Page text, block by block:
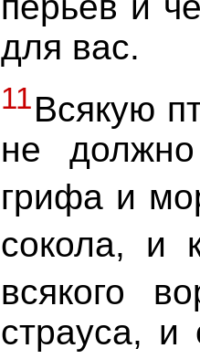
для вас.
11Всякую
не
грифа и
сокола, и
всякого
страуса,